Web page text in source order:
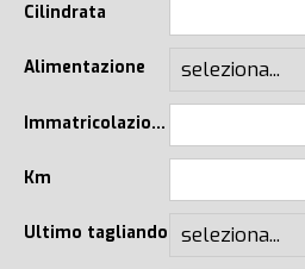
Cilindrata
Alimentazione
Immatricolazione
Km
Ultimo tagliando